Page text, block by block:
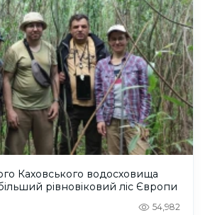
Каховського водосховища
рівновіковий ліс Європи
54,982